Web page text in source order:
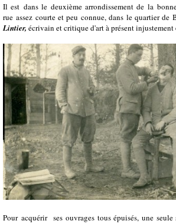
Il est dans le deuxième arrondissement de la
rue assez courte et peu connue, dans le quartier de
Lintier, écrivain et critique d'art à présent
Pour acquérir ses ouvrages tous épuisés, une